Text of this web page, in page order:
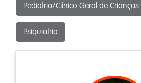
Pediatria/Clínico Geral de Crianças
Psiquiatria